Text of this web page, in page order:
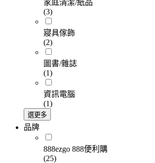
家庭清潔/紙品
(3)
寢具傢飾
(2)
圖書/雜誌
(1)
資訊電腦
(1)
選更多
品牌
888ezgo 888便利購
(25)